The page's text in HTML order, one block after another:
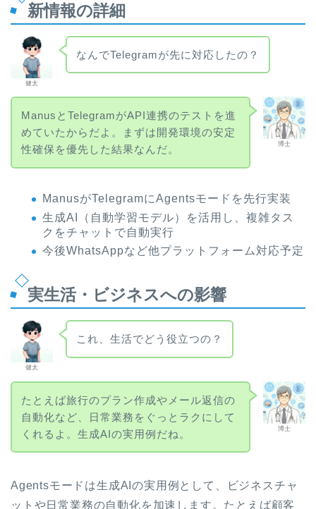
新情報の詳細
健太
なんでTelegramが先に対応したの？
博士
ManusとTelegramがAPI連携のテストを進
めていたからだよ。まずは開発環境の安定
性確保を優先した結果なんだ。
ManusがTelegramにAgentsモードを先行実装
生成AI（自動学習モデル）を活用し、複雑タス
クをチャットで自動実行
今後WhatsAppなど他プラットフォーム対応予定
実生活・ビジネスへの影響
健太
これ、生活でどう役立つの？
博士
たとえば旅行のプラン作成やメール返信の
自動化など、日常業務をぐっとラクにして
くれるよ。生成AIの実用例だね。
Agentsモードは生成AIの実用例として、ビジネスチャ
ットや日常業務の自動化を加速します。たとえば顧客